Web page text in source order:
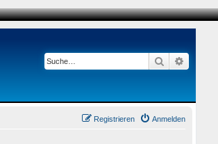
Suche
Anmelden
Registrieren